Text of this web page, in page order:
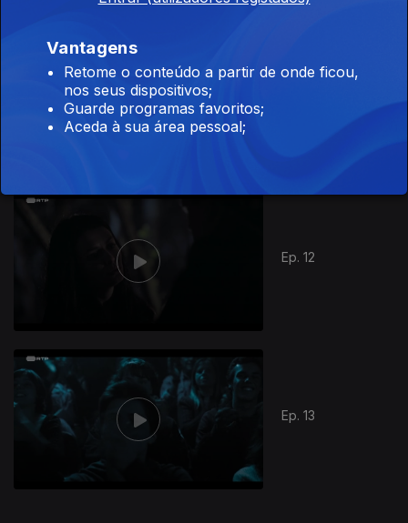
Ep. 12
396083
Ep. 13
397302
Vantagens
Retome o conteúdo a partir de onde ficou,
nos seus dispositivos;
Guarde programas favoritos;
Aceda à sua área pessoal;